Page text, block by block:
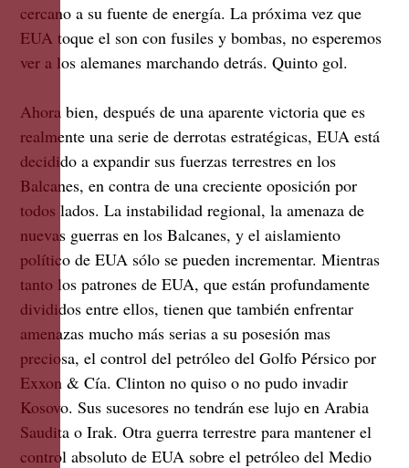
cercano a su fuente de energía. La próxima vez que
EUA toque el son con fusiles y bombas, no esperemos
ver a los alemanes marchando detrás. Quinto gol.
Ahora bien, después de una aparente victoria que es
realmente una serie de derrotas estratégicas, EUA está
decidido a expandir sus fuerzas terrestres en los
Balcanes, en contra de una creciente oposición por
todos lados. La instabilidad regional, la amenaza de
nuevas guerras en los Balcanes, y el aislamiento
político de EUA sólo se pueden incrementar. Mientras
tanto los patrones de EUA, que están profundamente
divididos entre ellos, tienen que también enfrentar
amenazas mucho más serias a su posesión mas
preciosa, el control del petróleo del Golfo Pérsico por
Exxon & Cía. Clinton no quiso o no pudo invadir
Kosovo. Sus sucesores no tendrán ese lujo en Arabia
Saudita o Irak. Otra guerra terrestre para mantener el
control absoluto de EUA sobre el petróleo del Medio